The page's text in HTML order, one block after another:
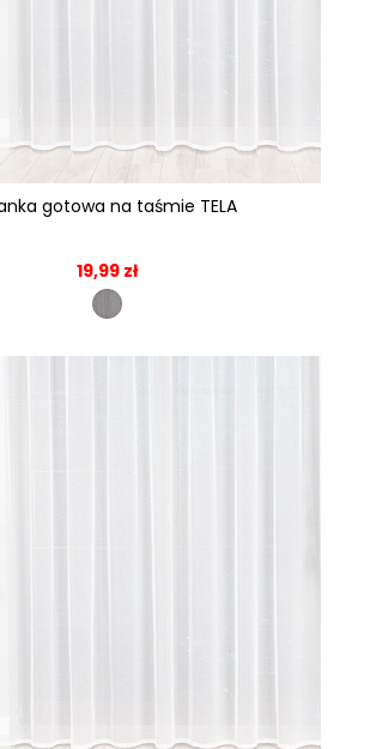
gotowa na taśmie TELA
19,99 zł